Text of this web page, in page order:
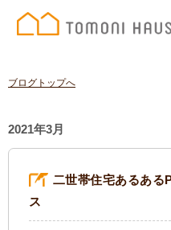
ブログトップへ
2021年3月
二世帯住宅あるあ
ス